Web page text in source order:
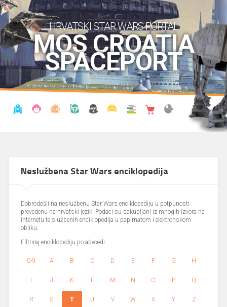
HRVATSKI STAR WARS PORTAL
MOS CROATIA
SPACEPORT
Neslužbena Star Wars enciklopedija
Dobrodošli na neslužbenu Star Wars enciklopediju u potpunosti
prevedenu na hrvatski jezik. Podaci su sakupljani iz mnogih izvora na
Internetu te službenih enciklopedija u papirnatom i elektronskom
obliku.
Filtriraj enciklopediju po abecedi:
0-9 A B C D E F G H
I J K L M N O P Q
R S T U V W X Y Z